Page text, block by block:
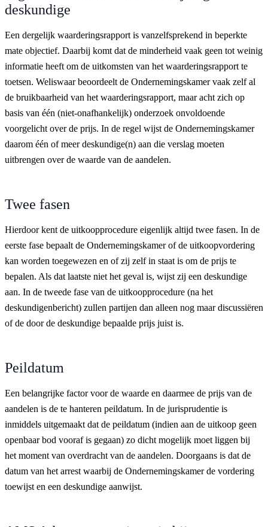
deskundige
Een dergelijk waarderingsrapport is vanzelfsprekend in beperkte
mate objectief. Daarbij komt dat de minderheid vaak geen tot weinig
informatie heeft om de uitkomsten van het waarderingsrapport te
toetsen. Weliswaar beoordeelt de Ondernemingskamer vaak zelf al
de bruikbaarheid van het waarderingsrapport, maar acht zich op
basis van één (niet-onafhankelijk) onderzoek onvoldoende
voorgelicht over de prijs. In de regel wijst de Ondernemingskamer
daarom één of meer deskundige(n) aan die verslag moeten
uitbrengen over de waarde van de aandelen.
Twee fasen
Hierdoor kent de uitkoopprocedure eigenlijk altijd twee fasen. In de
eerste fase bepaalt de Ondernemingskamer of de uitkoopvordering
kan worden toegewezen en of zij zelf in staat is om de prijs te
bepalen. Als dat laatste niet het geval is, wijst zij een deskundige
aan. In de tweede fase van de uitkoopprocedure (na het
deskundigenbericht) zullen partijen dan alleen nog maar discussiëren
of de door de deskundige bepaalde prijs juist is.
Peildatum
Een belangrijke factor voor de waarde en daarmee de prijs van de
aandelen is de te hanteren peildatum. In de jurisprudentie is
inmiddels uitgemaakt dat de peildatum (indien aan de uitkoop geen
openbaar bod vooraf is gegaan) zo dicht mogelijk moet liggen bij
het moment van overdracht van de aandelen. Doorgaans is dat de
datum van het arrest waarbij de Ondernemingskamer de vordering
toewijst en een deskundige aanwijst.